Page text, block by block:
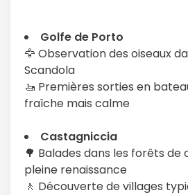
Golfe de Porto
🦅 Observation des oiseaux
Scandola
🚤 Premières sorties en
fraîche mais calme
Castagniccia
🌳 Balades dans les forêts
pleine renaissance
🚶 Découverte de villages